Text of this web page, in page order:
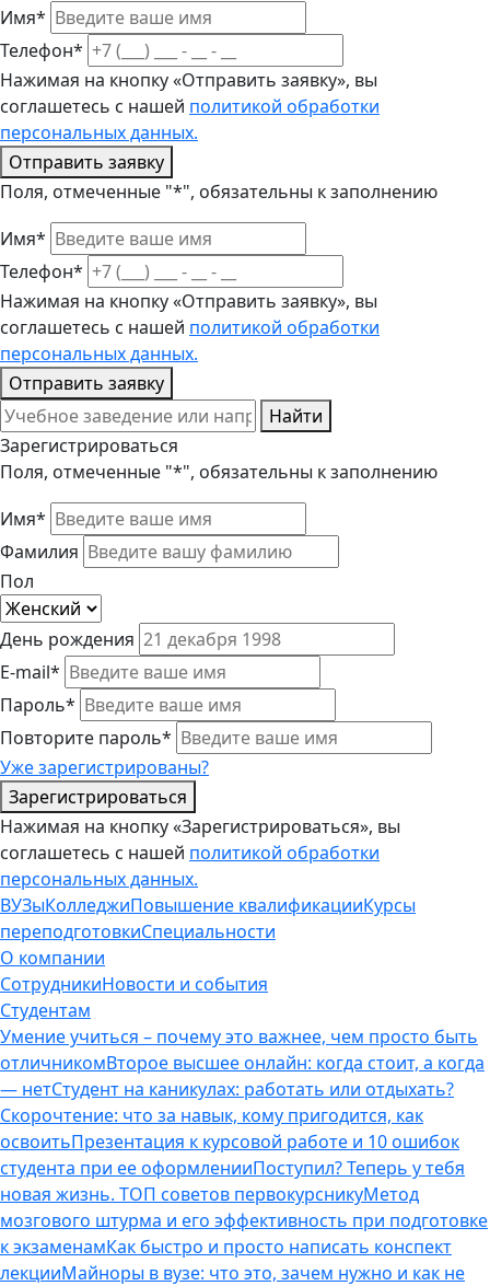
Имя*
Телефон*
Нажимая на кнопку «Отправить заявку», вы
соглашетесь с нашей политикой обработки
персональных данных.
Отправить заявку
Поля, отмеченные "*", обязательны к заполнению
Имя*
Телефон*
Нажимая на кнопку «Отправить заявку», вы
соглашетесь с нашей политикой обработки
персональных данных.
Отправить заявку
Найти
Зарегистрироваться
Поля, отмеченные "*", обязательны к заполнению
Имя*
Фамилия
Пол
День рождения
E-mail*
Пароль*
Повторите пароль*
Уже зарегистрированы?
Зарегистрироваться
Нажимая на кнопку «Зарегистрироваться», вы
соглашетесь с нашей политикой обработки
персональных данных.
ВУЗыКолледжиПовышение квалификацииКурсы
переподготовкиСпециальности
О компании
СотрудникиНовости и события
Студентам
Умение учиться – почему это важнее, чем просто быть
отличникомВторое высшее онлайн: когда стоит, а когда
— нетСтудент на каникулах: работать или отдыхать?
Скорочтение: что за навык, кому пригодится, как
освоитьПрезентация к курсовой работе и 10 ошибок
студента при ее оформленииПоступил? Теперь у тебя
новая жизнь. ТОП советов первокурсникуМетод
мозгового штурма и его эффективность при подготовке
к экзаменамКак быстро и просто написать конспект
лекцииМайноры в вузе: что это, зачем нужно и как не